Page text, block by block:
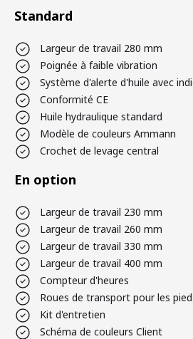
Standard
Largeur de travail 280 mm
Poignée à faible vibration
Système d'alerte d'huile avec
Conformité CE
Huile hydraulique standard
Modèle de couleurs Ammann
Crochet de levage central
En option
Largeur de travail 230 mm
Largeur de travail 260 mm
Largeur de travail 330 mm
Largeur de travail 400 mm
Compteur d'heures
Roues de transport pour les
Kit d'entretien
Schéma de couleurs Client